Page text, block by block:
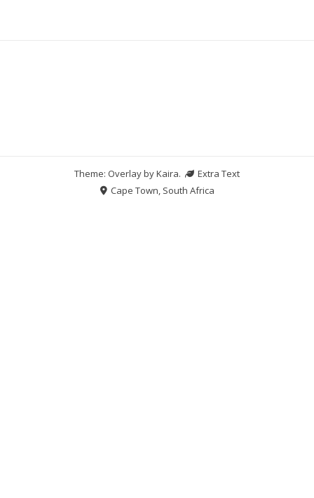
Theme: Overlay byKaira.
Extra Text
Cape Town, South Africa